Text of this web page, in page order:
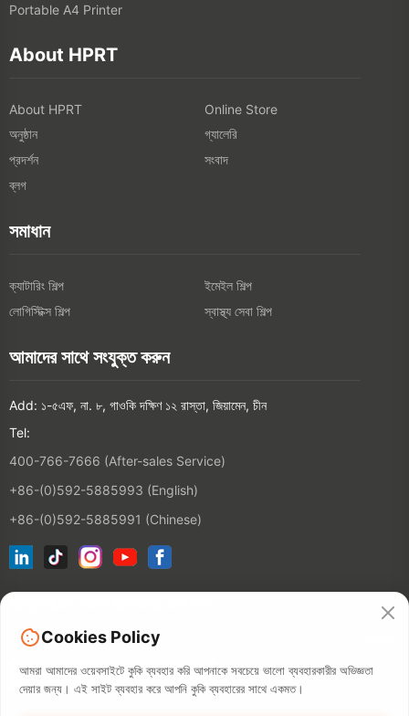
Portable A4 Printer
About HPRT
About HPRT
Online Store
অনুষ্ঠান
গ্যালেরি
প্রদর্শন
সংবাদ
ব্লগ
সমাধান
ক্যাটারিং শিল্প
ইমেইল শিল্প
লোগিস্টিক্স শিল্প
স্বাস্থ্য সেবা শিল্প
আমাদের সাথে সংযুক্ত করুন
Add: ১-৫এফ, না. ৮, গাওকি দক্ষিণ ১২ রাস্তা, জিয়ামেন, চীন
Tel:
400-766-7666 (After-sales Service)
+86-(0)592-5885993 (English)
+86-(0)592-5885991 (Chinese)
Cookies Policy
আমরা আমাদের ওয়েবসাইটে কুকি ব্যবহার করি আপনাকে সবচেয়ে ভালো ব্যবহারকারীর অভিজ্ঞতা
দেয়ার জন্য। এই সাইট ব্যবহার করে আপনি কুকি ব্যবহারের সাথে একমত।